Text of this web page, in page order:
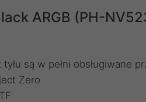
ARGB (PH-
tyłu są w pełni obsługiwane
Zero